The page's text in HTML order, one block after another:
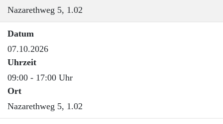
Nazarethweg 5, 1.02
Datum
07.10.2026
Uhrzeit
09:00 - 17:00 Uhr
Ort
Nazarethweg 5, 1.02